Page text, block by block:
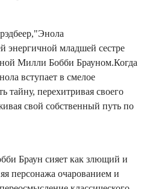
энергичной младшей сестре
Милли Бобби Брауном.Когда
вступает в смелое
тайну, перехитривая своего
свой собственный путь по
Браун сияет как злющий и
персонажа очарованием и